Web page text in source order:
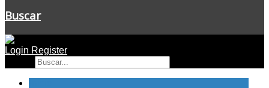
Buscar
Login Register